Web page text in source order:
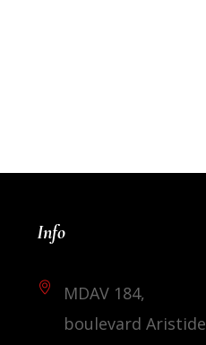
Info
MDAV 184,
boulevard Aristide